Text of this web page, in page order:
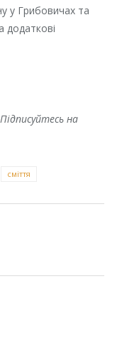
у Грибовичах та
додаткові
на
сміття